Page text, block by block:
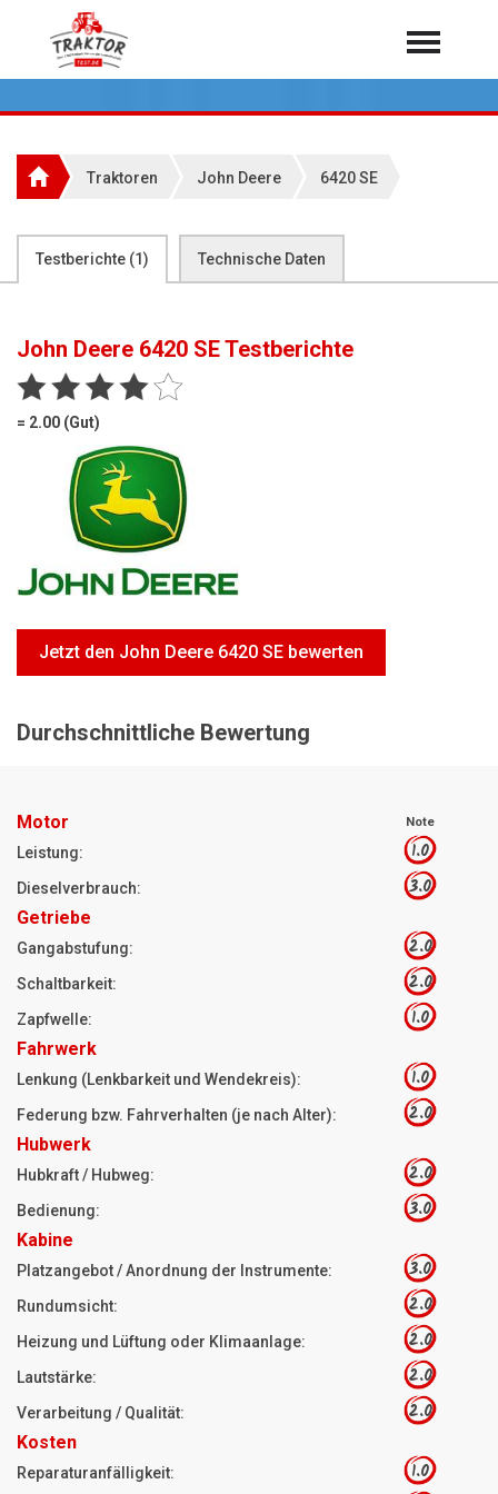
Home
Feldhäcksler
Rundballenpressen
Teleskoplader
Rasentraktoren
Freischneider
Jetzt Bewerten
Über 7.000 Testberichte
aus der Landwirtschaft
Traktoren John Deere 6420 SE
Testberichte (1) Technische Daten
John Deere 6420 SETestberichte
= 2.00 (Gut)
Jetzt den John Deere 6420 SE bewerten
Durchschnittliche Bewertung
Motor Note
Leistung: 1.0
Dieselverbrauch: 3.0
Getriebe
Gangabstufung: 2.0
Schaltbarkeit: 2.0
Zapfwelle: 1.0
Fahrwerk
Lenkung (Lenkbarkeit und Wendekreis): 1.0
Federung bzw. Fahrverhalten (je nach Alter): 2.0
Hubwerk
Hubkraft / Hubweg: 2.0
Bedienung: 3.0
Kabine
Platzangebot / Anordnung der Instrumente: 3.0
Rundumsicht: 2.0
Heizung und Lüftung oder Klimaanlage: 2.0
Lautstärke: 2.0
Verarbeitung / Qualität: 2.0
Kosten
Reparaturanfälligkeit: 1.0